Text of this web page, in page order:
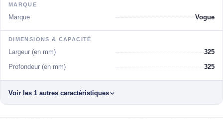
MARQUE
Marque Vogue
DIMENSIONS & CAPACITÉ
Largeur (en mm) 325
Profondeur (en mm) 325
Voir les 1 autres caractéristiques